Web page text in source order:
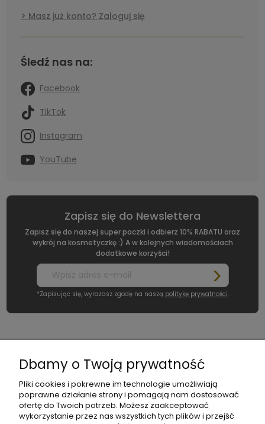
Masz już konto? Zaloguj się
Śledź nas na:
Facebook
TikTok
Instagram
YouTube
Zapisz się do Newslettera
Zapisz się do naszej super paczki i odbierz 10% RABATU oraz
wykrój na kosmetyczkę :) A w kolejnych wiadomościach
dodatkowe korzyści!
*Zapisując się, wyrażasz zgodę na naszą politykę prywatności.
konto
Płatności
i
dostawa
Informacje
Dbamy o Twoją prywatność
Pliki cookies i pokrewne im technologie umożliwiają
poprawne działanie strony i pomagają nam dostosować
ofertę do Twoich potrzeb. Możesz zaakceptować
wykorzystanie przez nas wszystkich tych plików i przejść